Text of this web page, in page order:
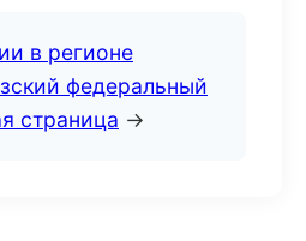
в регионе
федеральный
страница →